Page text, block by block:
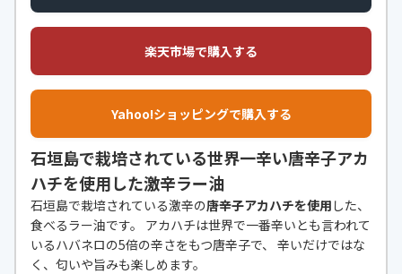
楽天市場で購入する
Yahoo!ショッピングで購入する
石垣島で栽培されている世界一辛い唐辛子アカ
ハチを使用した激辛ラー油
石垣島で栽培されている激辛の唐辛子アカハチを使用 した、
食べるラー油です。 アカハチは世界で一番辛いとも言われて
いるハバネロの5倍の辛さをもつ唐辛子で、 辛いだけではな
く、匂いや旨みも楽しめます。